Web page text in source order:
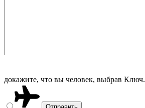
докажите, что вы человек, выбрав Ключ.